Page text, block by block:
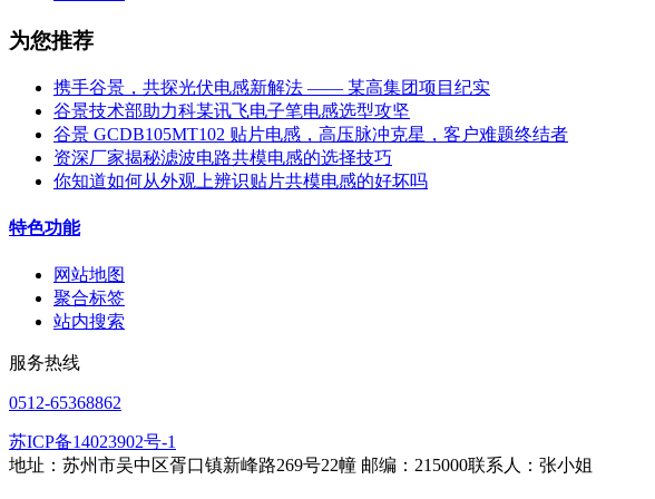
为您推荐
携手谷景，共探光伏电感新解法 —— 某高集团项目纪实
谷景技术部助力科某讯飞电子笔电感选型攻坚
谷景 GCDB105MT102 贴片电感，高压脉冲克星，客户难题终结者
资深厂家揭秘滤波电路共模电感的选择技巧
你知道如何从外观上辨识贴片共模电感的好坏吗
特色功能
网站地图
聚合标签
站内搜索
服务热线
0512-65368862
苏ICP备14023902号-1
地址：苏州市吴中区胥口镇新峰路269号22幢 邮编：215000联系人：张小姐